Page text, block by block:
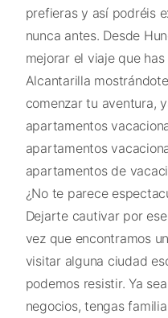
prefieras y así podréis
nunca antes. Desde
mejorar el viaje que
Alcantarilla
comenzar tu aventura,
apartamentos
apartamentos
apartamentos de
¿No te parece
Dejarte cautivar por
vez que encontramos
visitar alguna ciudad
podemos resistir. Ya
negocios, tengas